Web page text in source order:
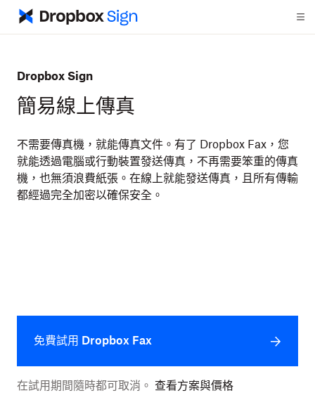
Dropbox Sign
簡易線上傳真
不需要傳真機，就能傳真文件。有了 Dropbox Fax，您
就能透過電腦或行動裝置發送傳真，不再需要笨重的傳真
機，也無須浪費紙張。在線上就能發送傳真，且所有傳輸
都經過完全加密以確保安全。
免費試用 Dropbox Fax
在試用期間隨時都可取消。 查看方案與價格